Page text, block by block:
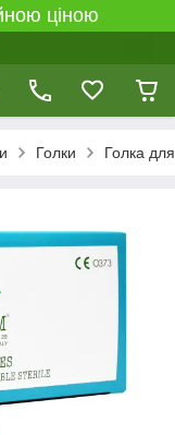
ціною
Голки Голка